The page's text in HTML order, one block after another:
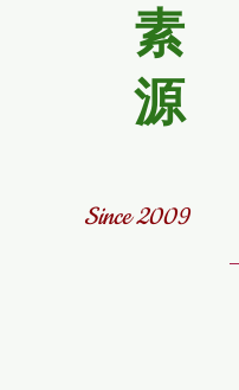
素
源
Since 2009